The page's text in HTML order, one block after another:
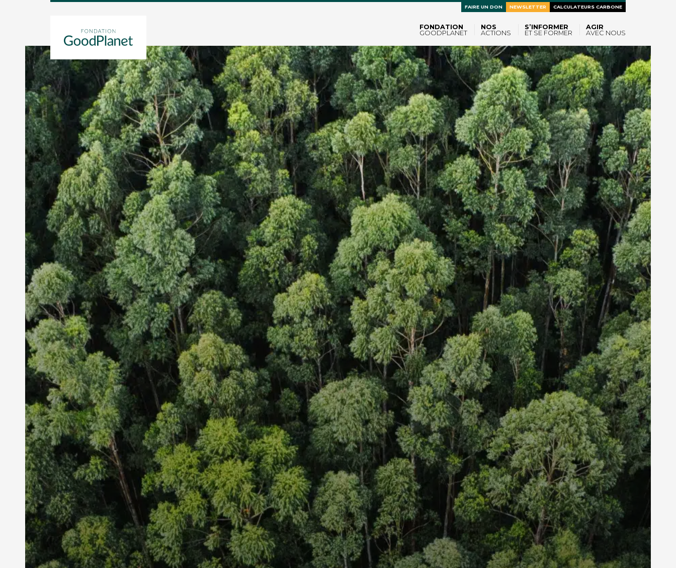
FONDATION
GOODPLANET
NOS
ACTIONS
S’INFORMER
ET SE FORMER
AGIR
AVEC NOUS
FAIRE UN DON NEWSLETTER CALCULATEURS CARBONE